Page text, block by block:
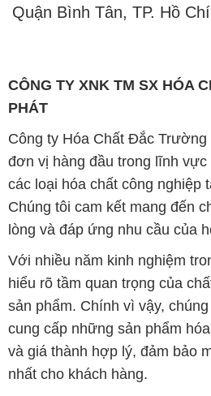
Quận Bình Tân, TP. Hồ
CÔNG TY XNK TM SX HÓA
PHÁT
Công ty Hóa Chất Đắc
đơn vị hàng đầu trong lĩnh vực
các loại hóa chất công nghiệp
Chúng tôi cam kết mang đến
lòng và đáp ứng nhu cầu của
Với nhiều năm kinh nghiệm
hiểu rõ tầm quan trọng của
sản phẩm. Chính vì vậy,
cung cấp những sản phẩm
và giá thành hợp lý, đảm bảo
nhất cho khách hàng.